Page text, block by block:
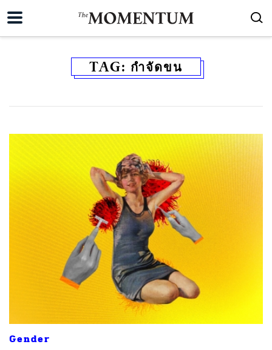
TAG: กำจัดขน
Gender
SHARE TWEET LINE EMAIL